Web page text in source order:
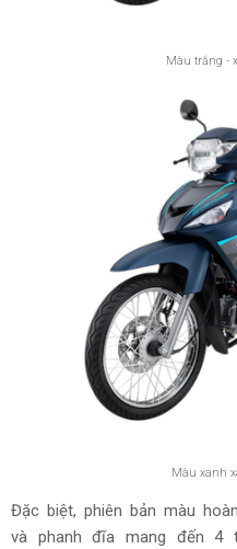
Màu trắng -
Màu xanh
Đặc biệt, phiên bản màu
và phanh đĩa mang đến 4